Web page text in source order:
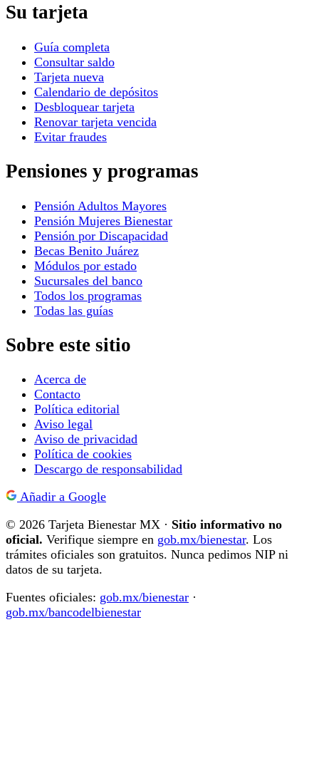
Su tarjeta
Guía completa
Consultar saldo
Tarjeta nueva
Calendario de depósitos
Desbloquear tarjeta
Renovar tarjeta vencida
Evitar fraudes
Pensiones y programas
Pensión Adultos Mayores
Pensión Mujeres Bienestar
Pensión por Discapacidad
Becas Benito Juárez
Módulos por estado
Sucursales del banco
Todos los programas
Todas las guías
Sobre este sitio
Acerca de
Contacto
Política editorial
Aviso legal
Aviso de privacidad
Política de cookies
Descargo de responsabilidad
Añadir a Google
© 2026 Tarjeta Bienestar MX · Sitio informativo no
oficial. Verifique siempre en gob.mx/bienestar. Los
trámites oficiales son gratuitos. Nunca pedimos NIP ni
datos de su tarjeta.
Fuentes oficiales: gob.mx/bienestar ·
gob.mx/bancodelbienestar